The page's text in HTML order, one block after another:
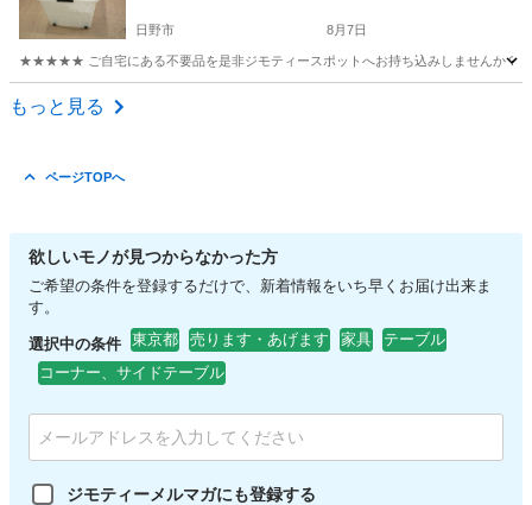
日野市 8月7日
★★★★★ ご自宅にある不要品を是非ジモティースポットへお持ち込みしませんか？
東京 日野市
もっと見る
ページTOPへ
欲しいモノが見つからなかった方
ご希望の条件を登録するだけで、新着情報をいち早くお届け出来ま
す。
選択中の条件 東京都 売ります・あげます 家具
テーブル
コーナー、サイドテーブル
ジモティーメルマガにも登録する